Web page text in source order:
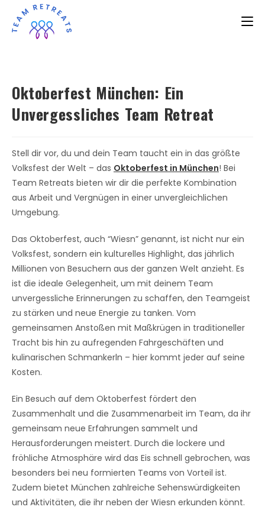
Oktoberfest München: Ein
Unvergessliches Team Retreat
Stell dir vor, du und dein Team taucht ein in das größte
Volksfest der Welt – das Oktoberfest in München! Bei
Team Retreats bieten wir dir die perfekte Kombination
aus Arbeit und Vergnügen in einer unvergleichlichen
Umgebung.
Das Oktoberfest, auch “Wiesn” genannt, ist nicht nur ein
Volksfest, sondern ein kulturelles Highlight, das jährlich
Millionen von Besuchern aus der ganzen Welt anzieht. Es
ist die ideale Gelegenheit, um mit deinem Team
unvergessliche Erinnerungen zu schaffen, den Teamgeist
zu stärken und neue Energie zu tanken. Vom
gemeinsamen Anstoßen mit Maßkrügen in traditioneller
Tracht bis hin zu aufregenden Fahrgeschäften und
kulinarischen Schmankerln – hier kommt jeder auf seine
Kosten.
Ein Besuch auf dem Oktoberfest fördert den
Zusammenhalt und die Zusammenarbeit im Team, da ihr
gemeinsam neue Erfahrungen sammelt und
Herausforderungen meistert. Durch die lockere und
fröhliche Atmosphäre wird das Eis schnell gebrochen, was
besonders bei neu formierten Teams von Vorteil ist.
Zudem bietet München zahlreiche Sehenswürdigkeiten
und Aktivitäten, die ihr neben der Wiesn erkunden könnt.